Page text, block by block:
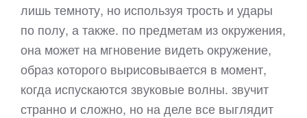
лишь темноту, но используя трость и удары
по полу, а также. по предметам из окружения,
она может на мгновение видеть окружение,
образ которого вырисовывается в момент,
когда испускаются звуковые волны. звучит
странно и сложно, но на деле все выглядит